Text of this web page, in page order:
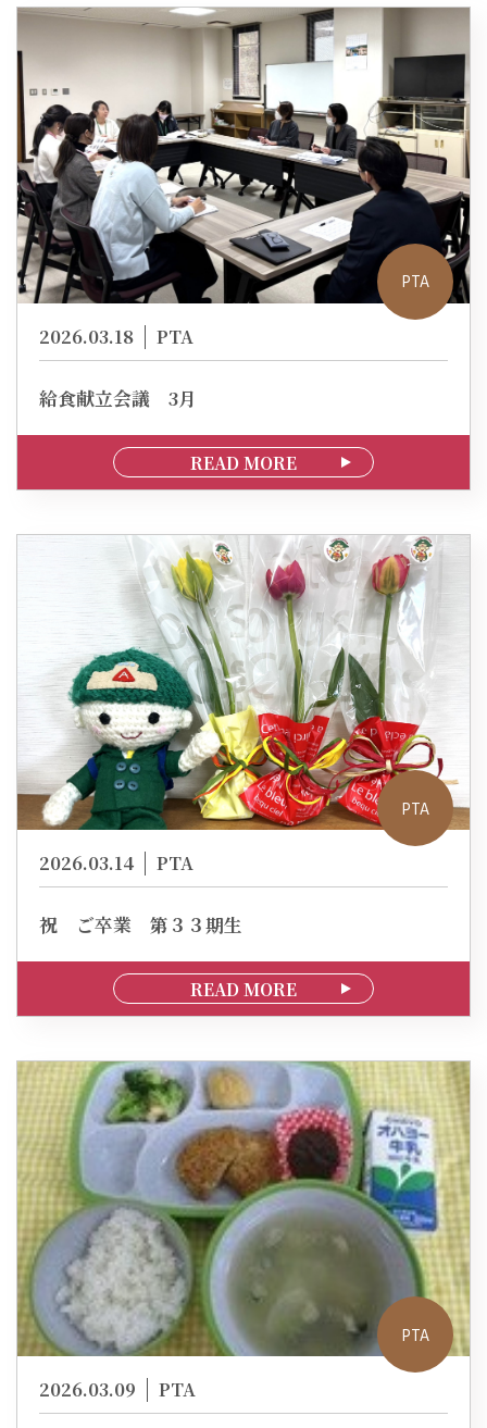
PTA
2026.03.18 PTA
給食献立会議 3月
READ MORE
PTA
2026.03.14 PTA
祝 ご卒業 第３３期生
READ MORE
PTA
2026.03.09 PTA